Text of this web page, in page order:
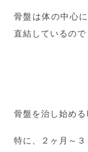
骨盤は体の中心
直結しているので
骨盤を治し始め
特に、２ヶ月～３